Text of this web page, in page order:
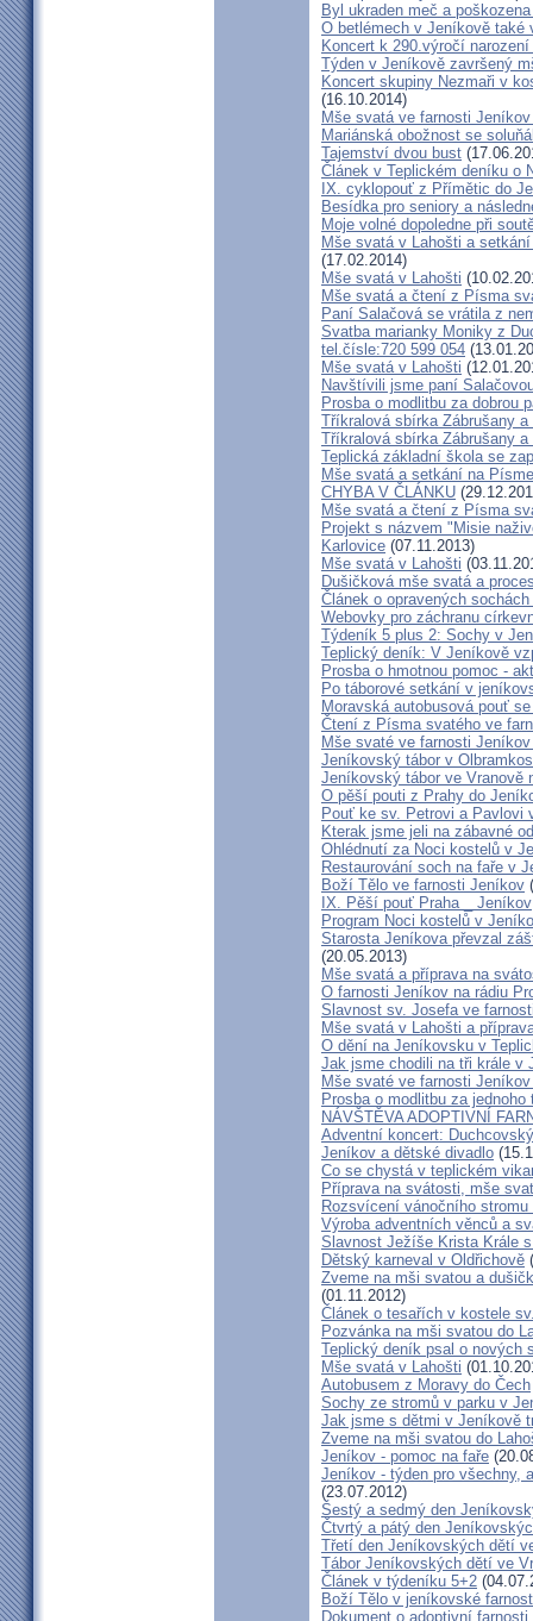
Byl ukraden meč a
O betlémech v Jeníkově také
Koncert k 290.výročí
Týden v Jeníkově završený
Koncert skupiny Nezmaři v
(16.10.2014)
Mše svatá ve farnosti
Mariánská obožnost se
Tajemství dvou bust
Článek v Teplickém deníku o
IX. cyklopouť z Přímětic do
Besídka pro seniory a
Moje volné dopoledne při
Mše svatá v Lahošti a
(17.02.2014)
Mše svatá v Lahošti
Mše svatá a čtení z Písma
Paní Salačová se vrátila z
Svatba marianky Moniky z
tel.čísle:720 599 054
Mše svatá v Lahošti
Navštívili jsme paní
Prosba o modlitbu za dobrou
Tříkralová sbírka Zábrušany a
Tříkralová sbírka Zábrušany a
Teplická základní škola se
Mše svatá a setkání na
CHYBA V ČLÁNKU
Mše svatá a čtení z Písma
Projekt s názvem "Misie
Karlovice (07.11.2013)
Mše svatá v Lahošti
Dušičková mše svatá a
Článek o opravených
Webovky pro záchranu
Týdeník 5 plus 2: Sochy v
Teplický deník: V Jeníkově
Prosba o hmotnou pomoc -
Po táborové setkání v
Moravská autobusová pouť
Čtení z Písma svatého ve
Mše svaté ve farnosti
Jeníkovský tábor v
Jeníkovský tábor ve Vranově
O pěší pouti z Prahy do
Pouť ke sv. Petrovi a Pavlovi
Kterak jsme jeli na zábavné
Ohlédnutí za Noci kostelů v
Restaurování soch na faře v
Boží Tělo ve farnosti Jeníkov
IX. Pěší pouť Praha _ Jeníkov
Program Noci kostelů v
Starosta Jeníkova převzal
(20.05.2013)
Mše svatá a příprava na
O farnosti Jeníkov na rádiu
Slavnost sv. Josefa ve
Mše svatá v Lahošti a
O dění na Jeníkovsku v
Jak jsme chodili na tři krále v
Mše svaté ve farnosti
Prosba o modlitbu za jednoho
NÁVŠTĚVA ADOPTIVNÍ
Adventní koncert:
Jeníkov a dětské divadlo
Co se chystá v teplickém
Příprava na svátosti, mše
Rozsvícení vánočního
Výroba adventních věnců a
Slavnost Ježíše Krista Krále
Dětský karneval v Oldřichově
Zveme na mši svatou a
(01.11.2012)
Článek o tesařích v kostele
Pozvánka na mši svatou do
Teplický deník psal o nových
Mše svatá v Lahošti
Autobusem z Moravy do Čech
Sochy ze stromů v parku v
Jak jsme s dětmi v Jeníkově
Zveme na mši svatou do
Jeníkov - pomoc na faře
Jeníkov - týden pro všechny,
(23.07.2012)
Šestý a sedmý den
Čtvrtý a pátý den
Třetí den Jeníkovských dětí
Tábor Jeníkovských dětí ve
Článek v týdeníku 5+2
Boží Tělo v jeníkovské
Dokument o adoptivní